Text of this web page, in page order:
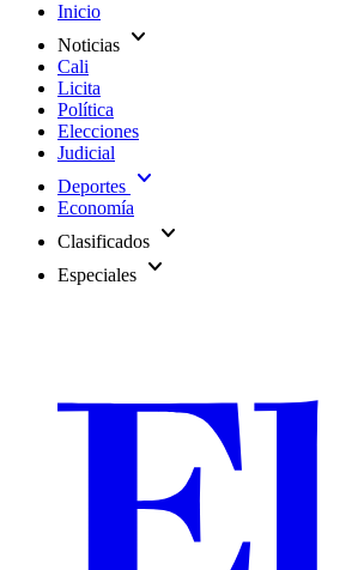
Inicio
Noticias expand_more
Cali
Licita
Política
Elecciones
Judicial
Deportes expand_more
Economía
Clasificados expand_more
Especiales expand_more